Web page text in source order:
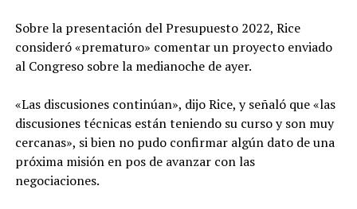
Sobre la presentación del Presupuesto 2022, Rice
consideró «prematuro» comentar un proyecto enviado
al Congreso sobre la medianoche de ayer.
«Las discusiones continúan», dijo Rice, y señaló que «las
discusiones técnicas están teniendo su curso y son muy
cercanas», si bien no pudo confirmar algún dato de una
próxima misión en pos de avanzar con las
negociaciones.